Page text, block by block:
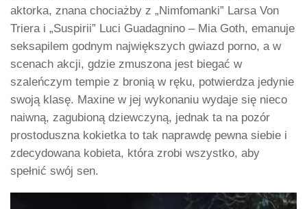
aktorka, znana chociażby z „Nimfomanki” Larsa Von
Triera i „Suspirii” Luci Guadagnino – Mia Goth, emanuje
seksapilem godnym największych gwiazd porno, a w
scenach akcji, gdzie zmuszona jest biegać w
szaleńczym tempie z bronią w ręku, potwierdza jedynie
swoją klasę. Maxine w jej wykonaniu wydaje się nieco
naiwną, zagubioną dziewczyną, jednak ta na pozór
prostoduszna kokietka to tak naprawdę pewna siebie i
zdecydowana kobieta, która zrobi wszystko, aby
spełnić swój sen.